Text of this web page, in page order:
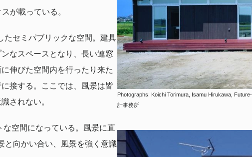
が載っている。
たセミパブリックな空間。建具
なスペースとなり、長い連窓
伸びた空間内を行ったり来た
接する。ここでは、風景は皆
されない。
空間になっている。風景に直
と向かい合い、風景を強く意識
Photographs: Koichi Torimura, Isamu Hirukawa,
計事務所